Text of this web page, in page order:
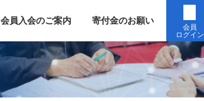
会員入会のご案内 寄付金のお願い
会員
ログイン